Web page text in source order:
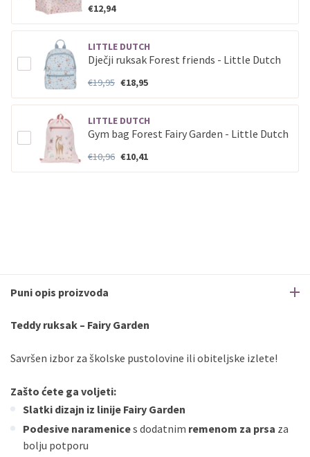
€12,94
LITTLE DUTCH
Dječji ruksak Forest friends - Little Dutch
€19,95 €18,95
LITTLE DUTCH
Gym bag Forest Fairy Garden - Little Dutch
€10,96 €10,41
Puni opis proizvoda
Teddy ruksak – Fairy Garden
Savršen izbor za školske pustolovine ili obiteljske izlete!
Zašto ćete ga voljeti:
Slatki dizajn iz linije Fairy Garden
Podesive naramenices dodatnim remenom za prsa za
bolju potporu